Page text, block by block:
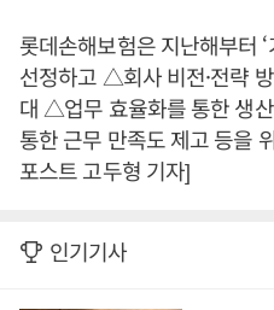
롯데손해보험은 지난해부터
선정하고 △회사 비전·전략
대 △업무 효율화를 통한 생
통한 근무 만족도 제고 등을
포스트 고두형 기자]
인기기사